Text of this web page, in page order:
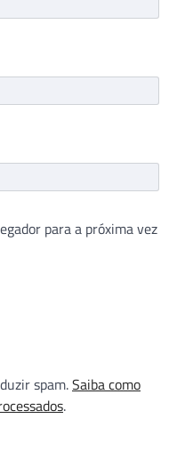
para a próxima vez
spam.Saiba como
.